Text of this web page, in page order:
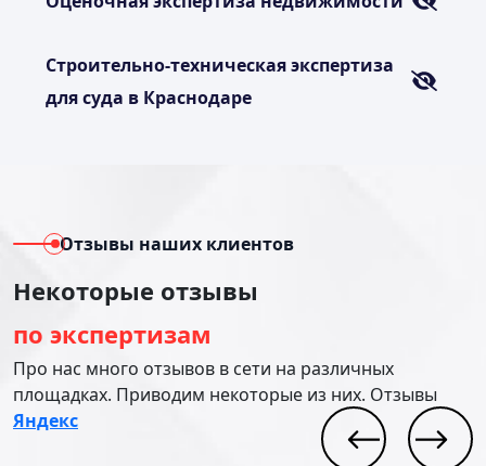
Строительно-техническая экспертиза
для суда в Краснодаре
Отзывы наших клиентов
Некоторые отзывы
по экспертизам
Про нас много отзывов в сети на различных
площадках. Приводим некоторые из них. Отзывы
Яндекс